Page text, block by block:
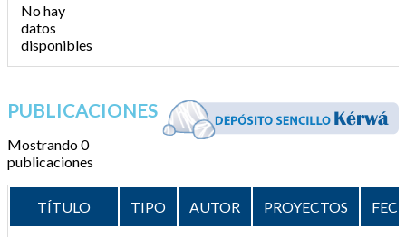
No hay
datos
disponibles
PUBLICACIONES
Mostrando 0
publicaciones
TÍTULO TIPO AUTOR PROYECTOS